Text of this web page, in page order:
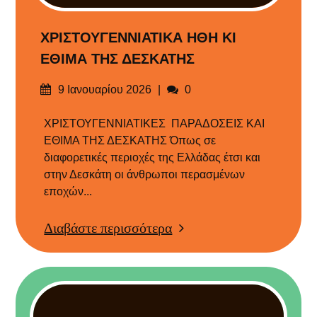
ΧΡΙΣΤΟΥΓΕΝΝΙΑΤΙΚΑ ΗΘΗ ΚΙ
ΕΘΙΜΑ ΤΗΣ ΔΕΣΚΑΤΗΣ
Δημοσιεύτηκε
9 Ιανουαρίου 2026 Σχόλια
0
ΧΡΙΣΤΟΥΓΕΝΝΙΑΤΙΚΕΣ ΠΑΡΑΔΟΣΕΙΣ ΚΑΙ
ΕΘΙΜΑ ΤΗΣ ΔΕΣΚΑΤΗΣ Όπως σε
διαφορετικές περιοχές της Ελλάδας έτσι και
στην Δεσκάτη οι άνθρωποι περασμένων
εποχών...
Διαβάστε περισσότερα